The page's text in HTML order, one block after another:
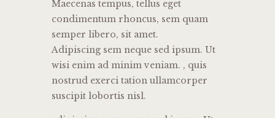
Maecenas tempus, tellus eget
condimentum rhoncus, sem quam
semper libero, sit amet.
Adipiscing sem neque sed ipsum. Ut
wisi enim ad minim veniam. , quis
nostrud exerci tation ullamcorper
suscipit lobortis nisl.